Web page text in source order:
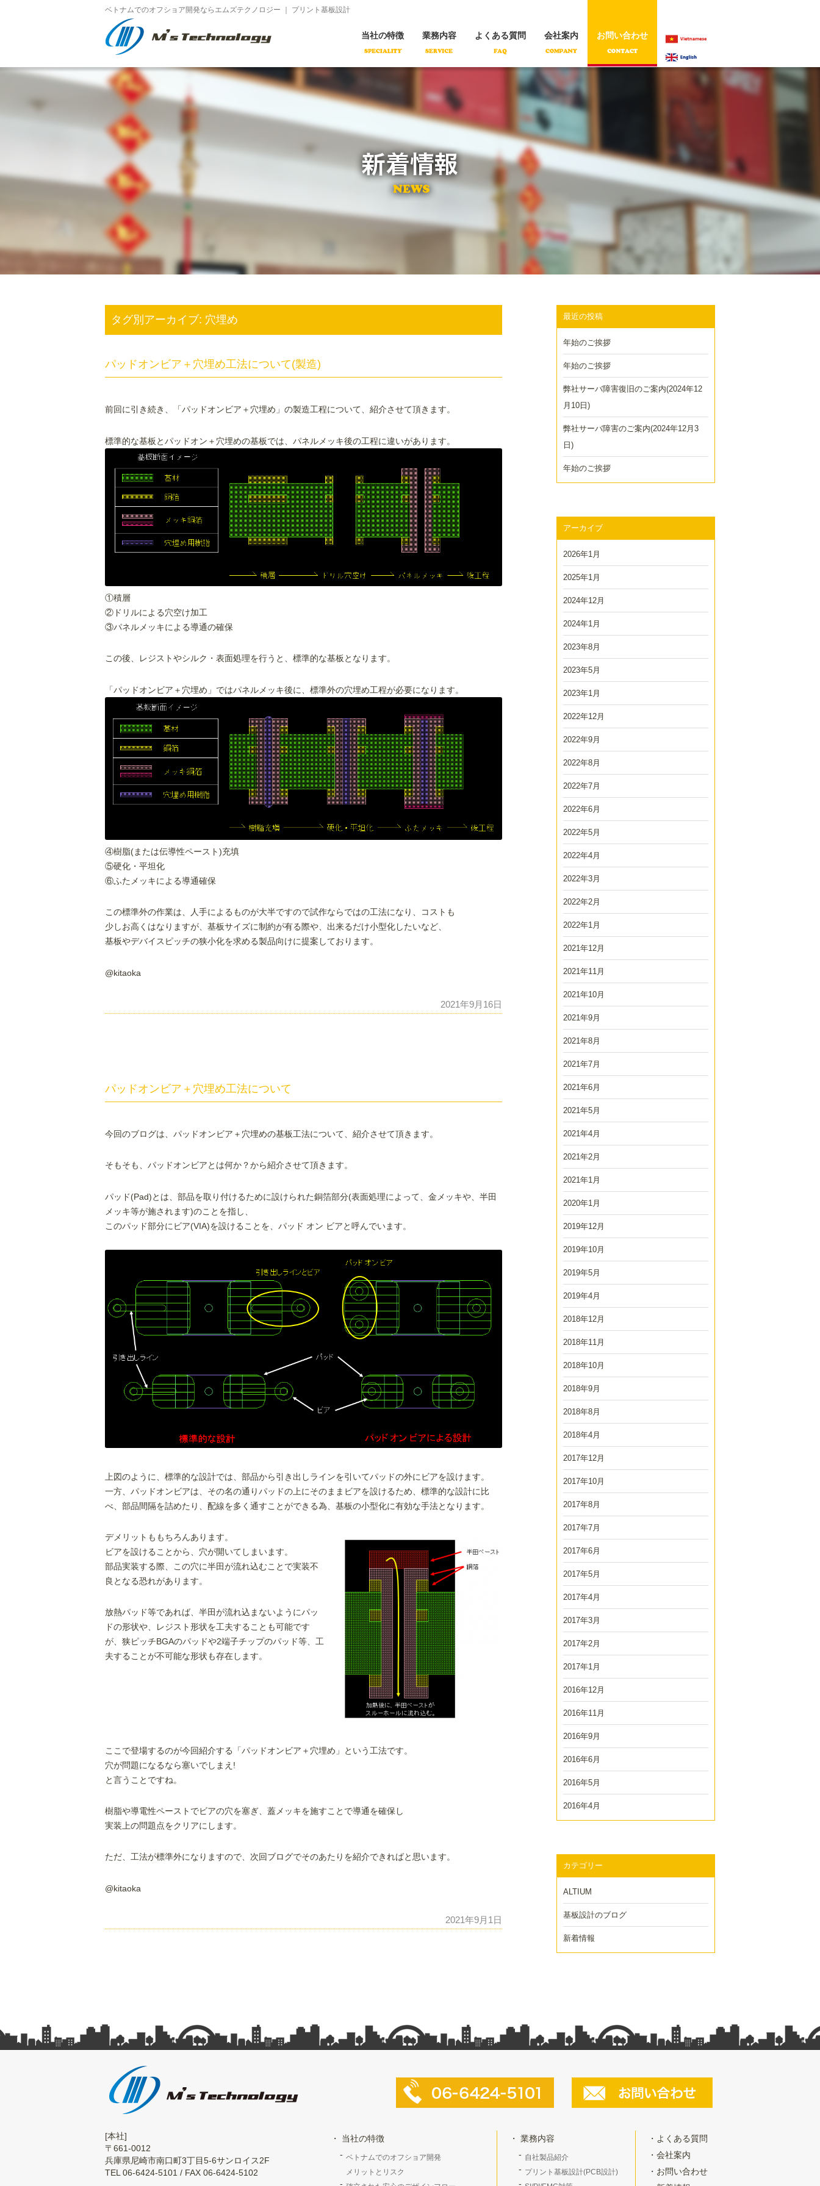
ベトナムでのオフショア開発ならエムズテクノロジー ｜ プリント基板設計
当社の特徴 業務内容 よくある質問 会社案内 お問い合わせ
VIETNAMESE
ENGLISH
タグ別アーカイブ: 穴埋め
パッドオンビア＋穴埋め工法について(製造)
前回に引き続き、「パッドオンビア＋穴埋め」の製造工程について、紹介させて頂きます。
標準的な基板とパッドオン＋穴埋めの基板では、パネルメッキ後の工程に違いがあります。
①積層
②ドリルによる穴空け加工
③パネルメッキによる導通の確保
この後、レジストやシルク・表面処理を行うと、標準的な基板となります。
「パッドオンビア＋穴埋め」ではパネルメッキ後に、標準外の穴埋め工程が必要になります。
④樹脂(または伝導性ペースト)充填
⑤硬化・平坦化
⑥ふたメッキによる導通確保
この標準外の作業は、人手によるものが大半ですので試作ならではの工法になり、コストも
少しお高くはなりますが、基板サイズに制約が有る際や、出来るだけ小型化したいなど、
基板やデバイスピッチの狭小化を求める製品向けに提案しております。
@kitaoka
2021年9月16日
パッドオンビア＋穴埋め工法について
今回のブログは、パッドオンビア＋穴埋めの基板工法について、紹介させて頂きます。
そもそも、パッドオンビアとは何か？から紹介させて頂きます。
パッド(Pad)とは、部品を取り付けるために設けられた銅箔部分(表面処理によって、金メッキや、半田
メッキ等が施されます)のことを指し、
このパッド部分にビア(VIA)を設けることを、パッド オン ビアと呼んでいます。
上図のように、標準的な設計では、部品から引き出しラインを引いてパッドの外にビアを設けます。
一方、パッドオンビアは、その名の通りパッドの上にそのままビアを設けるため、標準的な設計に比
べ、部品間隔を詰めたり、配線を多く通すことができる為、基板の小型化に有効な手法となります。
デメリットももちろんあります。
ビアを設けることから、穴が開いてしまいます。
部品実装する際、この穴に半田が流れ込むことで実装不
良となる恐れがあります。
放熱パッド等であれば、半田が流れ込まないようにパッ
ドの形状や、レジスト形状を工夫することも可能です
が、狭ピッチBGAのパッドや2端子チップのパッド等、工
夫することが不可能な形状も存在します。
ここで登場するのが今回紹介する「パッドオンビア＋穴埋め」という工法です。
穴が問題になるなら塞いでしまえ!
と言うことですね。
樹脂や導電性ペーストでビアの穴を塞ぎ、蓋メッキを施すことで導通を確保し
実装上の問題点をクリアにします。
ただ、工法が標準外になりますので、次回ブログでそのあたりを紹介できればと思います。
@kitaoka
2021年9月1日
最近の投稿
年始のご挨拶
年始のご挨拶
弊社サーバ障害復旧のご案内(2024年12
月10日)
弊社サーバ障害のご案内(2024年12月3
日)
年始のご挨拶
アーカイブ
2026年1月
2025年1月
2024年12月
2024年1月
2023年8月
2023年5月
2023年1月
2022年12月
2022年9月
2022年8月
2022年7月
2022年6月
2022年5月
2022年4月
2022年3月
2022年2月
2022年1月
2021年12月
2021年11月
2021年10月
2021年9月
2021年8月
2021年7月
2021年6月
2021年5月
2021年4月
2021年2月
2021年1月
2020年1月
2019年12月
2019年10月
2019年5月
2019年4月
2018年12月
2018年11月
2018年10月
2018年9月
2018年8月
2018年4月
2017年12月
2017年10月
2017年8月
2017年7月
2017年6月
2017年5月
2017年4月
2017年3月
2017年2月
2017年1月
2016年12月
2016年11月
2016年9月
2016年6月
2016年5月
2016年4月
カテゴリー
ALTIUM
基板設計のブログ
新着情報
[本社]
〒661-0012
兵庫県尼崎市南口町3丁目5-6サンロイス2F
TEL 06-6424-5101 / FAX 06-6424-5102
当社の特徴
ベトナムでのオフショア開発
メリットとリスク
業務内容
自社製品紹介
プリント基板設計(PCB設計)
よくある質問
会社案内
お問い合わせ